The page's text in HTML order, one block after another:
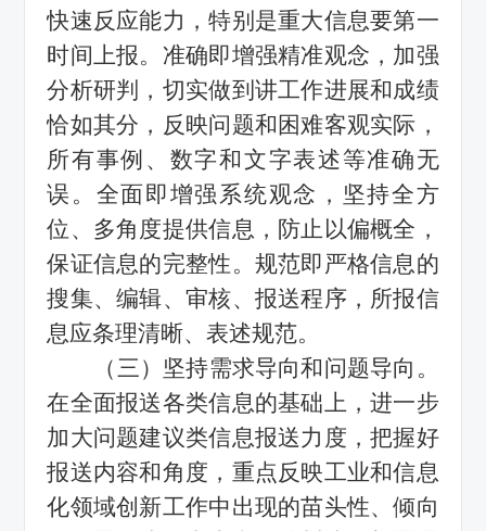
快速反应能力，特别是重大信息要第一
时间上报。准确即增强精准观念，加强
分析研判，切实做到讲工作进展和成绩
恰如其分，反映问题和困难客观实际，
所有事例、数字和文字表述等准确无
误。全面即增强系统观念，坚持全方
位、多角度提供信息，防止以偏概全，
保证信息的完整性。规范即严格信息的
搜集、编辑、审核、报送程序，所报信
息应条理清晰、表述规范。
（三）坚持需求导向和问题导向。
在全面报送各类信息的基础上，进一步
加大问题建议类信息报送力度，把握好
报送内容和角度，重点反映工业和信息
化领域创新工作中出现的苗头性、倾向